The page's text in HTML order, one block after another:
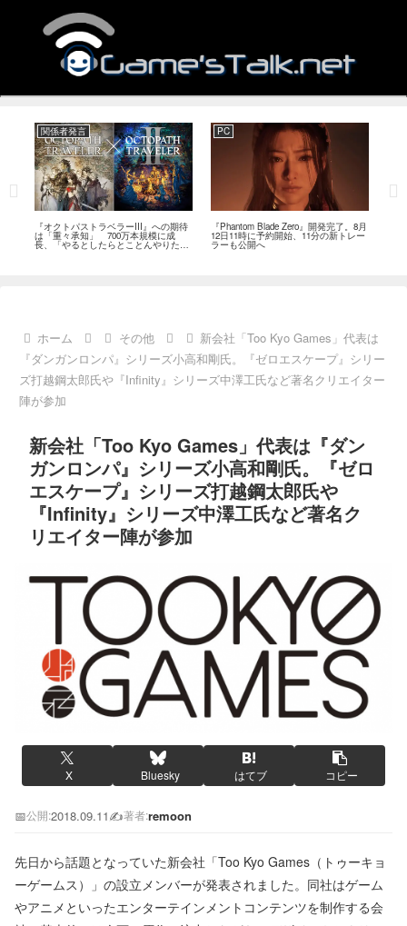
関係者発言
『オクトパストラベラーIII』への期待
は「重々承知」 700万本規模に成
長、「やるとしたらとことんやりた
い」と浅野智也氏
PC
『Phantom Blade Zero』開発完了。8月
12日11時に予約開始、11分の新トレー
ラーも公開へ
ホーム その他
新会社「Too Kyo Games」代表は
『ダンガンロンパ』シリーズ小高和剛氏。『ゼロエスケープ』シリー
ズ打越鋼太郎氏や『Infinity』シリーズ中澤工氏など著名クリエイター
陣が参加
新会社「Too Kyo Games」代表は『ダン
ガンロンパ』シリーズ小高和剛氏。『ゼロ
エスケープ』シリーズ打越鋼太郎氏や
『Infinity』シリーズ中澤工氏など著名ク
リエイター陣が参加
X Bluesky はてブ コピー
📅公開:2018.09.11✍️著者:remoon
先日から話題となっていた新会社「Too Kyo Games（トゥーキョ
ーゲームス）」の設立メンバーが発表されました。同社はゲーム
やアニメといったエンターテインメントコンテンツを制作する会